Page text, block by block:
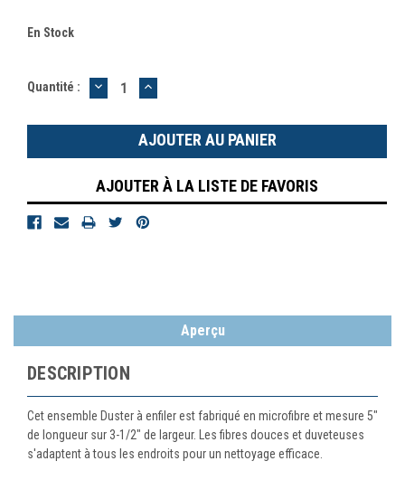
En Stock
Quantité : DIMINUER
LA
:
AUGMENTER
LA
:
AJOUTER À LA LISTE DE FAVORIS
Aperçu
DESCRIPTION
Cet ensemble Duster à enfiler est fabriqué en microfibre et mesure 5"
de longueur sur 3-1/2" de largeur. Les fibres douces et duveteuses
s'adaptent à tous les endroits pour un nettoyage efficace.